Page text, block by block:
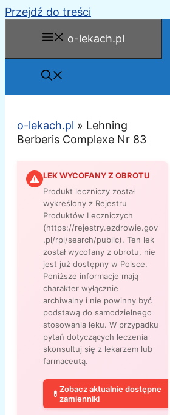
Przejdź do treści
o-lekach.pl
o-lekach.pl » Lehning
Berberis Complexe Nr 83
⚠ LEK WYCOFANY Z OBROTU
Produkt leczniczy został
wykreślony z Rejestru
Produktów Leczniczych
(https://rejestry.ezdrowie.gov
.pl/rpl/search/public). Ten lek
został wycofany z obrotu, nie
jest już dostępny w Polsce.
Poniższe informacje mają
charakter wyłącznie
archiwalny i nie powinny być
podstawą do samodzielnego
stosowania leku. W przypadku
pytań dotyczących leczenia
skonsultuj się z lekarzem lub
farmaceutą.
💊 Zobacz aktualnie dostępne
zamienniki